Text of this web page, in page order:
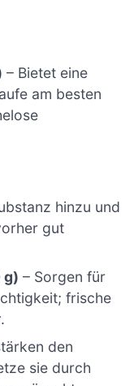
– Bietet eine
am besten
hinzu und
gut
g) – Sorgen für
frische
den
sie durch